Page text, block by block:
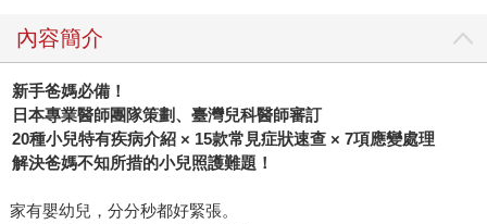
內容簡介
新手爸媽必備！
日本專業醫師團隊策劃、臺灣兒科醫師審訂
20種小兒特有疾病介紹 × 15款常見症狀速查 × 7項應變處理
解決爸媽不知所措的小兒照護難題！
家有嬰幼兒，分分秒都好緊張。